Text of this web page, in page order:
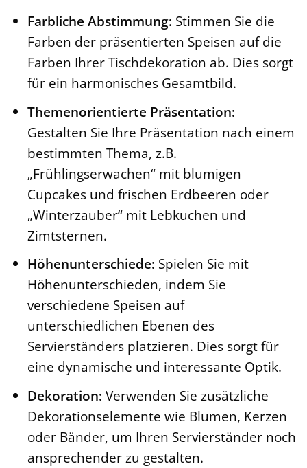
Farbliche Abstimmung: Stimmen Sie die
Farben der präsentierten Speisen auf die
Farben Ihrer Tischdekoration ab. Dies sorgt
für ein harmonisches Gesamtbild.
Themenorientierte Präsentation:
Gestalten Sie Ihre Präsentation nach einem
bestimmten Thema, z.B.
„Frühlingserwachen“ mit blumigen
Cupcakes und frischen Erdbeeren oder
„Winterzauber“ mit Lebkuchen und
Zimtsternen.
Höhenunterschiede: Spielen Sie mit
Höhenunterschieden, indem Sie
verschiedene Speisen auf
unterschiedlichen Ebenen des
Servierständers platzieren. Dies sorgt für
eine dynamische und interessante Optik.
Dekoration: Verwenden Sie zusätzliche
Dekorationselemente wie Blumen, Kerzen
oder Bänder, um Ihren Servierständer noch
ansprechender zu gestalten.